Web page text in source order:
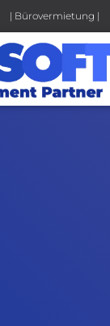
| Bürovermietung |